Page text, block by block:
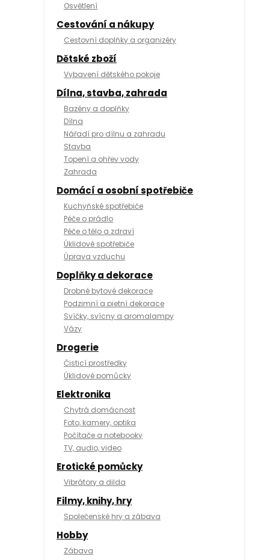
Osvětlení
Cestování a nákupy
Cestovní doplňky a organizéry
Dětské zboží
Vybavení dětského pokoje
Dílna, stavba, zahrada
Bazény a doplňky
Dílna
Nářadí pro dílnu a zahradu
Stavba
Topení a ohřev vody
Zahrada
Domácí a osobní spotřebiče
Kuchyňské spotřebiče
Péče o prádlo
Péče o tělo a zdraví
Úklidové spotřebiče
Úprava vzduchu
Doplňky a dekorace
Drobné bytové dekorace
Podzimní a pietní dekorace
Svíčky, svícny a aromalampy
Vázy
Drogerie
Čisticí prostředky
Úklidové pomůcky
Elektronika
Chytrá domácnost
Foto, kamery, optika
Počítače a notebooky
TV, audio, video
Erotické pomůcky
Vibrátory a dilda
Filmy, knihy, hry
Společenské hry a zábava
Hobby
Zábava